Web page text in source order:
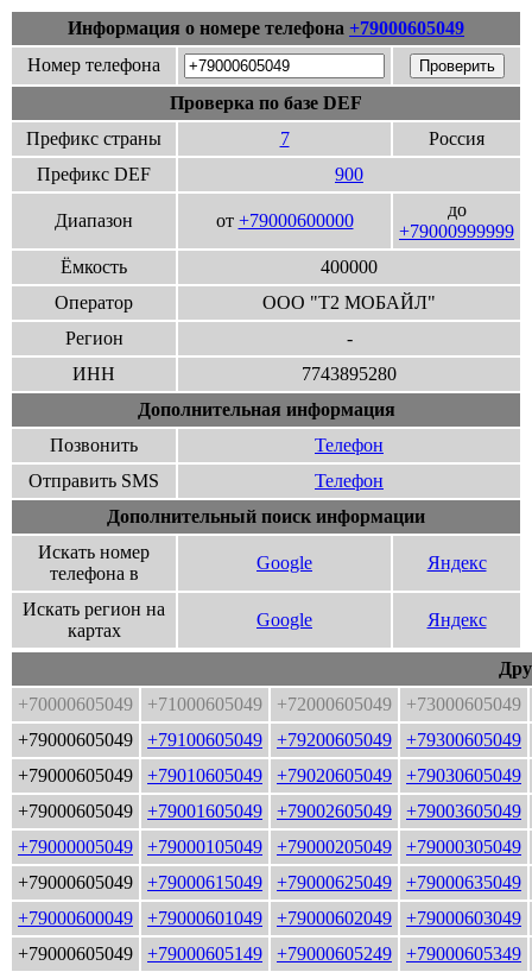
Информация о номере телефона +79000605049
Номер телефона
Проверка по базе DEF
Префикс страны
7
Россия
Префикс DEF
900
Диапазон от +79000600000
до
+79000999999
Ёмкость
400000
Оператор
ООО "Т2 МОБАЙЛ"
Регион
-
ИНН
7743895280
Дополнительная информация
Позвонить
Телефон
Отправить SMS
Телефон
Дополнительный поиск информации
Искать номер
телефона в
Google Яндекс
Искать регион на
картах
Google Яндекс
+70000605049
+71000605049 +72000605049
+73000605049
+79000605049
+79100605049 +79200605049
+79300605049
+79000605049
+79010605049 +79020605049
+79030605049
+79000605049
+79001605049 +79002605049
+79003605049
+79000005049
+79000105049 +79000205049
+79000305049
+79000605049
+79000615049 +79000625049
+79000635049
+79000600049
+79000601049 +79000602049
+79000603049
+79000605049
+79000605149 +79000605249
+79000605349